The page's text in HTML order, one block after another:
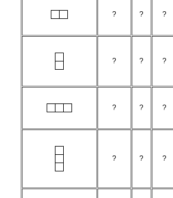
? ? ?
? ? ?
? ? ?
? ? ?